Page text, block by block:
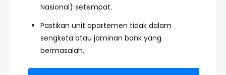
Nasional) setempat.
Pastikan unit apartemen tidak dalam
sengketa atau jaminan bank yang
bermasalah.